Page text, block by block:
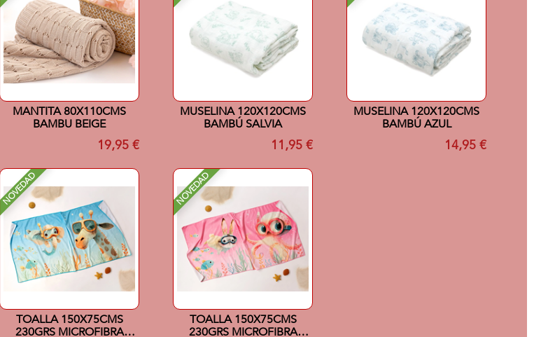
MANTITA 80X110CMS
BAMBU BEIGE
19,95 €
MUSELINA 120X120CMS
BAMBÚ SALVIA
11,95 €
MUSELINA 120X120CMS
BAMBÚ AZUL
14,95 €
NOVEDAD
TOALLA 150X75CMS
230GRS MICROFIBRA
NOVEDAD
TOALLA 150X75CMS
230GRS MICROFIBRA